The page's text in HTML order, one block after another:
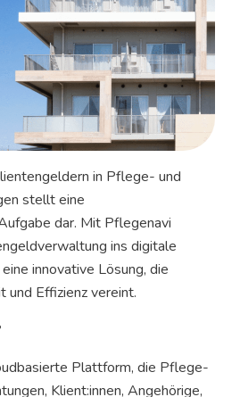
in Pflege- und
stellt eine
dar. Mit Pflegenavi
ins digitale
innovative Lösung, die
und Effizienz vereint.
Plattform, die Pflege-
Klient:innen, Angehörige,